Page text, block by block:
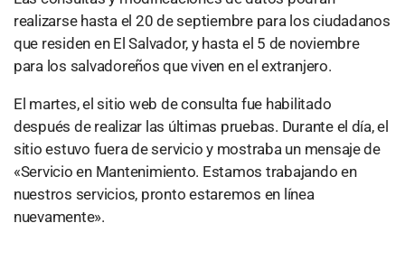
realizarse hasta el 20 de septiembre para los ciudadanos
que residen en El Salvador, y hasta el 5 de noviembre
para los salvadoreños que viven en el extranjero.
El martes, el sitio web de consulta fue habilitado
después de realizar las últimas pruebas. Durante el día, el
sitio estuvo fuera de servicio y mostraba un mensaje de
«Servicio en Mantenimiento. Estamos trabajando en
nuestros servicios, pronto estaremos en línea
nuevamente».